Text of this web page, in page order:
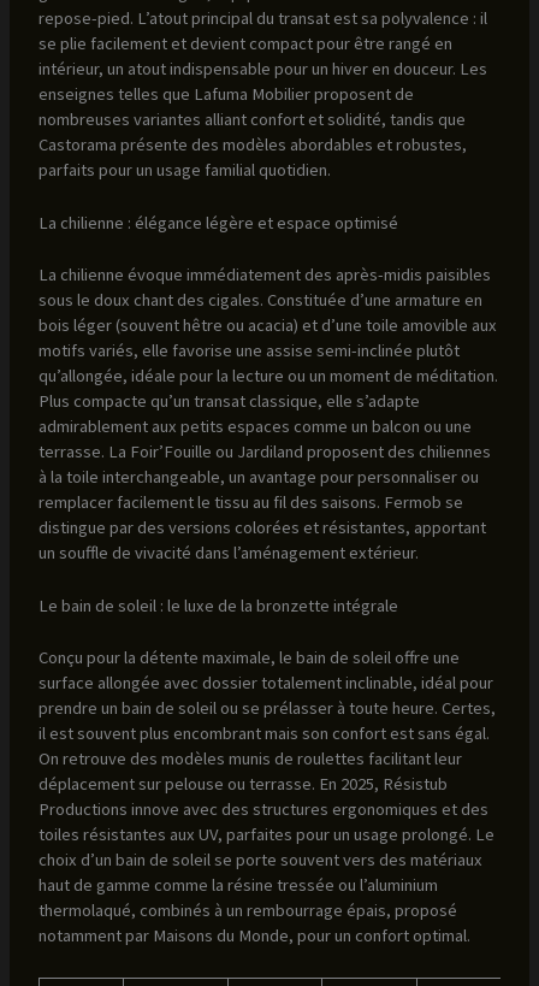
repose-pied. L’atout principal du transat est sa polyvalence : il
se plie facilement et devient compact pour être rangé en
intérieur, un atout indispensable pour un hiver en douceur. Les
enseignes telles que Lafuma Mobilier proposent de
nombreuses variantes alliant confort et solidité, tandis que
Castorama présente des modèles abordables et robustes,
parfaits pour un usage familial quotidien.
La chilienne : élégance légère et espace optimisé
La chilienne évoque immédiatement des après-midis paisibles
sous le doux chant des cigales. Constituée d’une armature en
bois léger (souvent hêtre ou acacia) et d’une toile amovible aux
motifs variés, elle favorise une assise semi-inclinée plutôt
qu’allongée, idéale pour la lecture ou un moment de méditation.
Plus compacte qu’un transat classique, elle s’adapte
admirablement aux petits espaces comme un balcon ou une
terrasse. La Foir’Fouille ou Jardiland proposent des chiliennes
à la toile interchangeable, un avantage pour personnaliser ou
remplacer facilement le tissu au fil des saisons. Fermob se
distingue par des versions colorées et résistantes, apportant
un souffle de vivacité dans l’aménagement extérieur.
Le bain de soleil : le luxe de la bronzette intégrale
Conçu pour la détente maximale, le bain de soleil offre une
surface allongée avec dossier totalement inclinable, idéal pour
prendre un bain de soleil ou se prélasser à toute heure. Certes,
il est souvent plus encombrant mais son confort est sans égal.
On retrouve des modèles munis de roulettes facilitant leur
déplacement sur pelouse ou terrasse. En 2025, Résistub
Productions innove avec des structures ergonomiques et des
toiles résistantes aux UV, parfaites pour un usage prolongé. Le
choix d’un bain de soleil se porte souvent vers des matériaux
haut de gamme comme la résine tressée ou l’aluminium
thermolaqué, combinés à un rembourrage épais, proposé
notamment par Maisons du Monde, pour un confort optimal.